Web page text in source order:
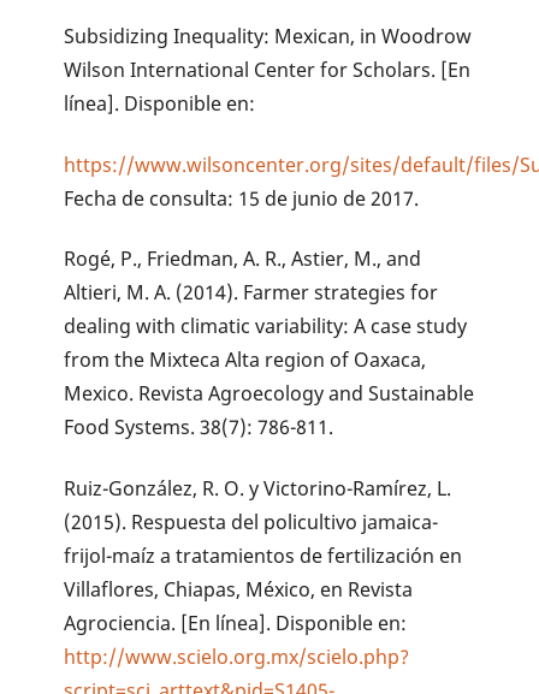
Subsidizing Inequality: Mexican, in Woodrow
Wilson International Center for Scholars. [En
línea]. Disponible en:
https://www.wilsoncenter.org/sites/default/files/
Fecha de consulta: 15 de junio de 2017.
Rogé, P., Friedman, A. R., Astier, M., and
Altieri, M. A. (2014). Farmer strategies for
dealing with climatic variability: A case study
from the Mixteca Alta region of Oaxaca,
Mexico. Revista Agroecology and Sustainable
Food Systems. 38(7): 786-811.
Ruiz-González, R. O. y Victorino-Ramírez, L.
(2015). Respuesta del policultivo jamaica-
frijol-maíz a tratamientos de fertilización en
Villaflores, Chiapas, México, en Revista
Agrociencia. [En línea]. Disponible en:
http://www.scielo.org.mx/scielo.php?